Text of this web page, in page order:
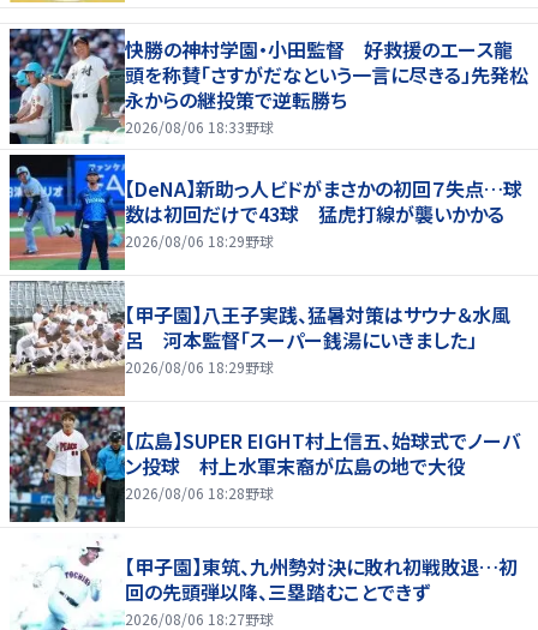
快勝の神村学園・小田監督 好救援のエース龍
頭を称賛「さすがだなという一言に尽きる」先発松
永からの継投策で逆転勝ち
2026/08/06 18:33野球
【DeNA】新助っ人ビドがまさかの初回７失点…球
数は初回だけで43球 猛虎打線が襲いかかる
2026/08/06 18:29野球
【甲子園】八王子実践、猛暑対策はサウナ＆水風
呂 河本監督「スーパー銭湯にいきました」
2026/08/06 18:29野球
【広島】SUPER EIGHT村上信五、始球式でノーバ
ン投球 村上水軍末裔が広島の地で大役
2026/08/06 18:28野球
【甲子園】東筑、九州勢対決に敗れ初戦敗退…初
回の先頭弾以降、三塁踏むことできず
2026/08/06 18:27野球